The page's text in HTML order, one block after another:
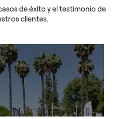
de éxito y el testimonio de
clientes.